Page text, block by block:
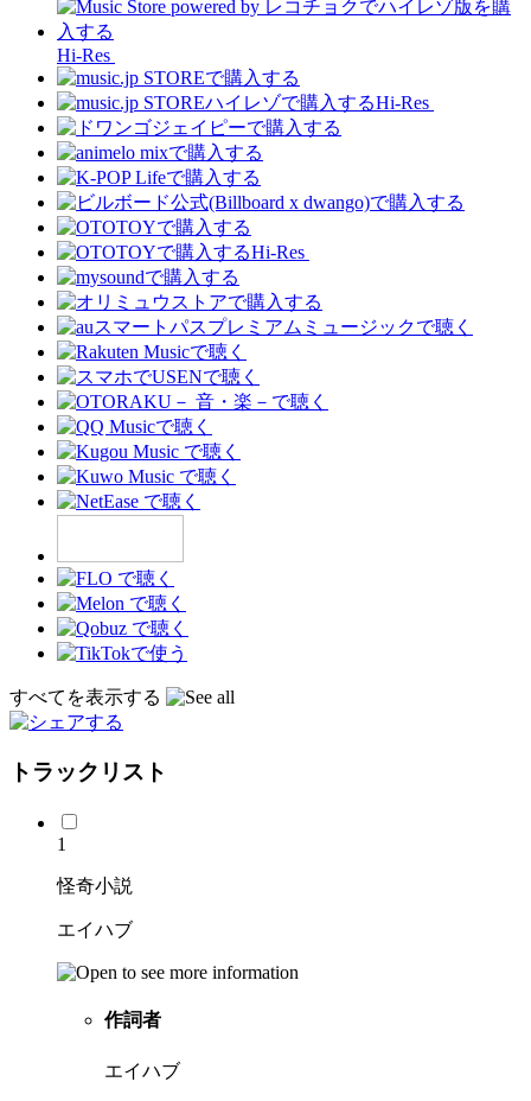
Hi-Res
Hi-Res
Hi-Res
すべてを表示する
トラックリスト
1
怪奇小説
エイハブ
作詞者
エイハブ